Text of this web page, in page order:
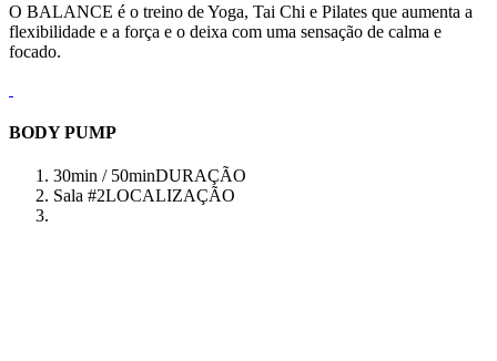
O BALANCE é o treino de Yoga, Tai Chi e Pilates que aumenta a
flexibilidade e a força e o deixa com uma sensação de calma e
focado.
BODY PUMP
30min / 50minDURAÇÃO
Sala #2LOCALIZAÇÃO